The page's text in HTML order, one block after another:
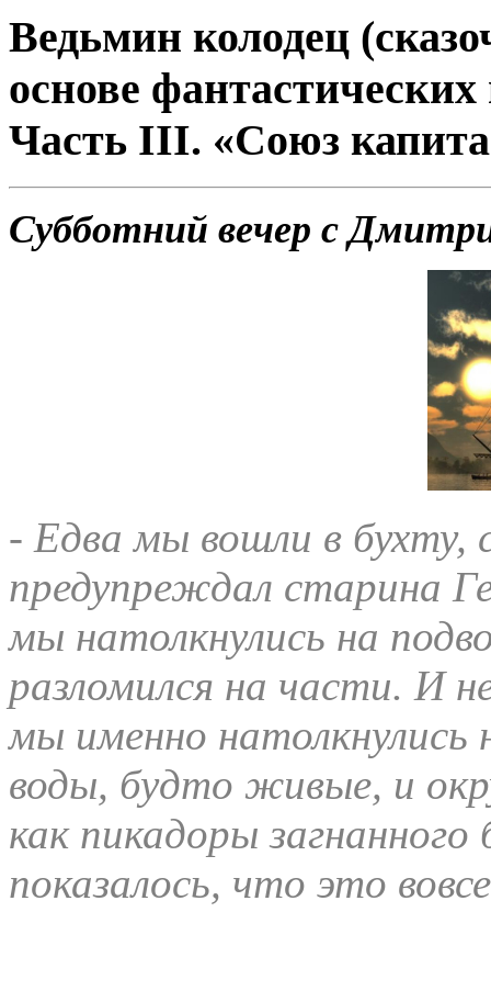
Ведьмин колодец
основе
Часть III. «Союз
Субботний вечер с
- Едва мы вошли в бухту,
предупреждал старина
мы натолкнулись на
разломился на части. И
мы именно натолкнулись
воды, будто живые, и
как пикадоры
показалось, что это